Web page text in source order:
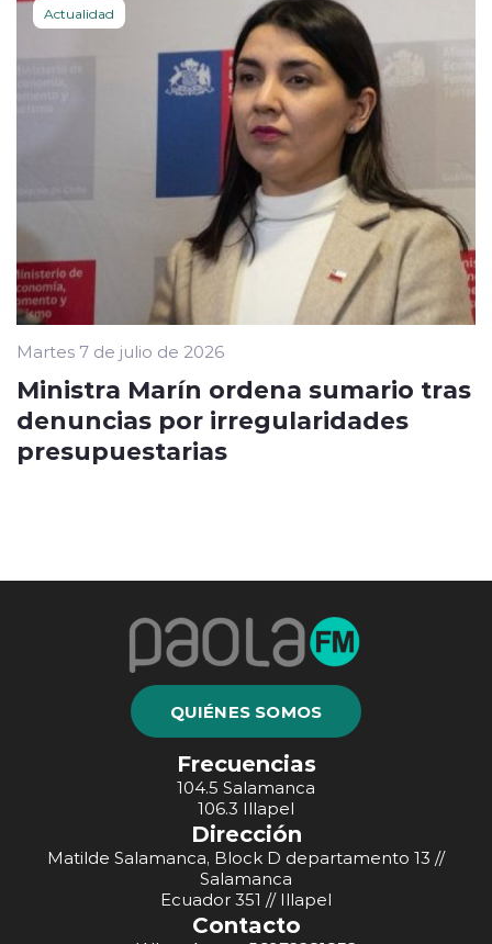
Actualidad
Martes 7 de julio de 2026
Ministra Marín ordena sumario tras
denuncias por irregularidades
presupuestarias
QUIÉNES SOMOS
Frecuencias
104.5 Salamanca
106.3 Illapel
Dirección
Matilde Salamanca, Block D departamento 13 //
Salamanca
Ecuador 351 // Illapel
Contacto